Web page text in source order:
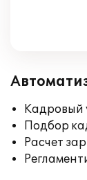
Кадровый
Подбор
Расчет